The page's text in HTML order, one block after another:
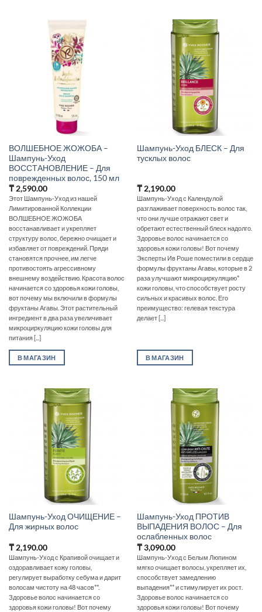
ВОЛШЕБНОЕ ЖОЖОБА –
Шампунь-Уход
ВОССТАНОВЛЕНИЕ – Для
поврежденных волос, 150 мл
₸2,590.00
Этот Шампунь-Уход из нашей
Лимитированной Коллекции
ВОЛШЕБНОЕ ЖОЖОБА
восстанавливает и укрепляет
структуру волос, бережно очищает и
избавляет от повреждений. Пряди
становятся прочнее, им легче
противостоять агрессивному
внешнему воздействию. Красота волос
начинается со здоровья кожи головы,
вот почему мы включили в формулы
фруктаны Агавы. Этот растительный
ингредиент в два раза увеличивает
микроциркуляцию кожи головы для
питания [...]
В МАГАЗИН
Шампунь-Уход БЛЕСК – Для
тусклых волос
₸2,190.00
Шампунь-Уход с Календулой
разглаживает поверхность волос так,
что они лучше отражают свет и
обретают естественный блеск надолго.
Здоровье волос начинается со
здоровья кожи головы! Вот почему
Эксперты Ив Роше поместили в сердце
формулы фруктаны Агавы, которые в 2
раза улучшают микроциркуляцию*
кожи головы, что способствует росту
сильных и красивых волос. Его
преимущество: гелевая текстура
делает [...]
В МАГАЗИН
Шампунь-Уход ОЧИЩЕНИЕ –
Для жирных волос
₸2,190.00
Шампунь-Уход с Крапивой очищает и
оздоравливает кожу головы,
регулирует выработку себума и дарит
волосам чистоту на 48 часов**.
Здоровье волос начинается со
здоровья кожи головы! Вот почему
Шампунь-Уход ПРОТИВ
ВЫПАДЕНИЯ ВОЛОС – Для
ослабленных волос
₸3,090.00
Шампунь-Уход с Белым Люпином
мягко очищает волосы, укрепляет их,
способствует замедлению
выпадения** и стимулирует их рост.
Здоровье волос начинается со
здоровья кожи головы! Вот почему